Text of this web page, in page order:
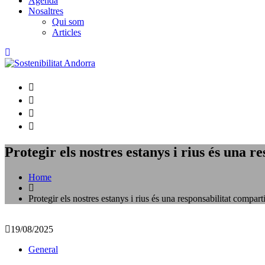
Nosaltres
Qui som
Articles
Protegir els nostres estanys i rius és una
Home
Protegir els nostres estanys i rius és una responsabilitat
19/08/2025
General